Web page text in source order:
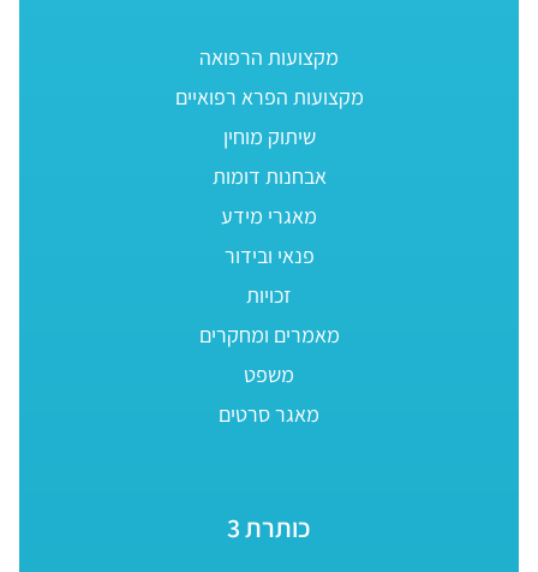
מקצועות הרפואה
מקצועות הפרא רפואיים
שיתוק מוחין
אבחנות דומות
מאגרי מידע
פנאי ובידור
זכויות
מאמרים ומחקרים
משפט
מאגר סרטים
כותרת 3